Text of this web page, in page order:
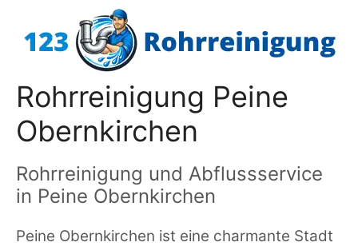
Inhalt
Rohrreinigung Peine
Obernkirchen
Rohrreinigung und Abflussservice
in Peine Obernkirchen
Peine Obernkirchen ist eine charmante Stadt